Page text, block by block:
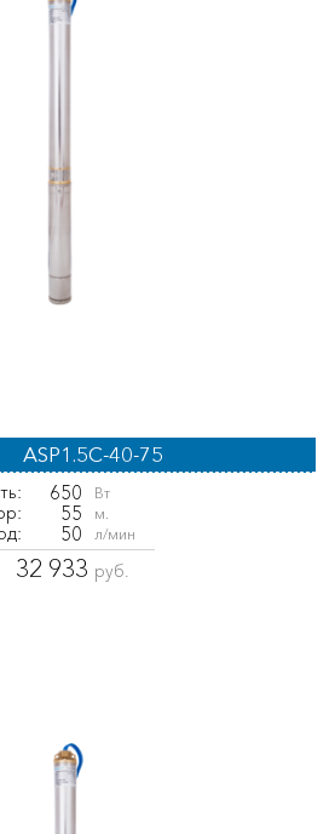
ASP1.5C-40-75
650 Вт
55 м.
50 л/мин
32 933 руб.